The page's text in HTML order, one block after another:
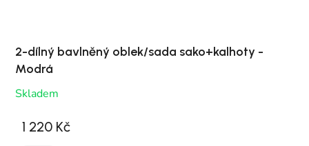
2-dílný bavlněný oblek/sada sako+kalhoty -
Modrá
Skladem
1 220 Kč